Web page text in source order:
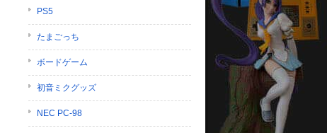
PS5
たまごっち
ボードゲーム
初音ミクグッズ
NEC PC-98